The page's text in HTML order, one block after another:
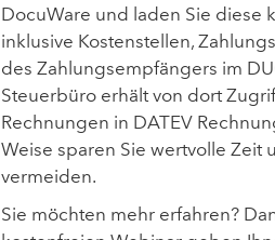
DocuWare und laden Sie diese
inklusive Kostenstellen,
des Zahlungsempfängers im
Steuerbüro erhält von dort
Rechnungen in DATEV
Weise sparen Sie wertvolle Zeit
vermeiden.
Sie möchten mehr erfahren?